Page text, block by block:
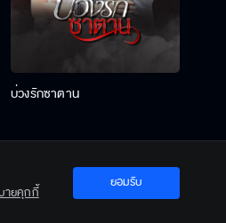
บ่วงรักซาตาน
ายคุกกี้
ยอมรับ